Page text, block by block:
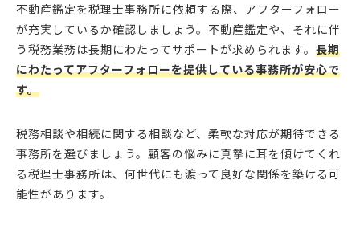
不動産鑑定を税理士事務所に依頼する際、アフターフォロー
が充実しているか確認しましょう。不動産鑑定や、それに伴
う税務業務は長期にわたってサポートが求められます。 長期
にわたってアフターフォローを提供している事務所が安心で
す。
税務相談や相続に関する相談など、柔軟な対応が期待できる
事務所を選びましょう。顧客の悩みに真摯に耳を傾けてくれ
る税理士事務所は、何世代にも渡って良好な関係を築ける可
能性があります。